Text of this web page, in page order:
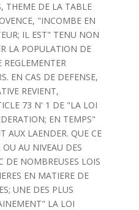
THEME DE LA TABLE
"INCOMBE EN
IL EST" TENU NON
LA POPULATION DE
REGLEMENTER
EN CAS DE DEFENSE,
REVIENT,
73 N' 1 DE "LA LOI
EN TEMPS"
AUX LAENDER. QUE CE
AU NIVEAU DES
DE NOMBREUSES LOIS
EN MATIERE DE
UNE DES PLUS
LA LOI